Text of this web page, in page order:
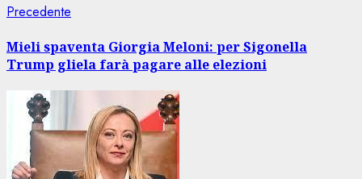
Navigazione
articolo
Precedente
Mieli spaventa Giorgia Meloni: per Sigonella
Trump gliela farà pagare alle elezioni